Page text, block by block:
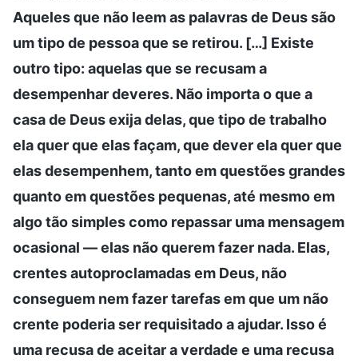
Aqueles que não leem as palavras de Deus são
um tipo de pessoa que se retirou. […] Existe
outro tipo: aquelas que se recusam a
desempenhar deveres. Não importa o que a
casa de Deus exija delas, que tipo de trabalho
ela quer que elas façam, que dever ela quer que
elas desempenhem, tanto em questões grandes
quanto em questões pequenas, até mesmo em
algo tão simples como repassar uma mensagem
ocasional — elas não querem fazer nada. Elas,
crentes autoproclamadas em Deus, não
conseguem nem fazer tarefas em que um não
crente poderia ser requisitado a ajudar. Isso é
uma recusa de aceitar a verdade e uma recusa